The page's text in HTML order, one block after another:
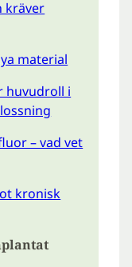
kräver
material
huvudroll i
– vad vet
kronisk